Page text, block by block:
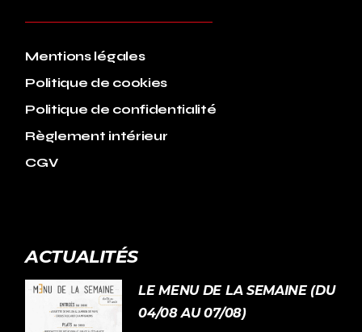
Mentions légales
Politique de cookies
Politique de confidentialité
Règlement intérieur
CGV
ACTUALITÉS
LE MENU DE LA SEMAINE (DU
04/08 AU 07/08)